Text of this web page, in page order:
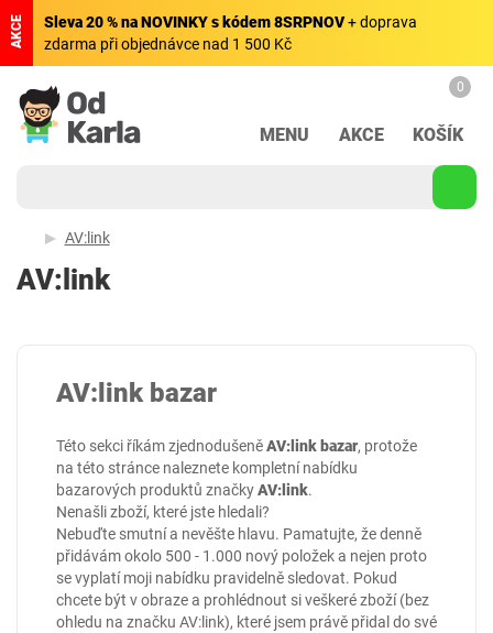
AKCE Sleva 20 % na NOVINKY s kódem 8SRPNOV+ doprava
zdarma při objednávce nad 1 500 Kč
MENU AKCE
0
KOŠÍK
AV:link
AV:link
AV:link bazar
Této sekci říkám zjednodušeněAV:link bazar, protože
na této stránce naleznete kompletní nabídku
bazarových produktů značkyAV:link.
Nenašli zboží, které jste hledali?
Nebuďte smutní a nevěšte hlavu. Pamatujte, že denně
přidávám okolo 500 - 1.000 nový položek a nejen proto
se vyplatí moji nabídku pravidelně sledovat. Pokud
chcete být v obraze a prohlédnout si veškeré zboží (bez
ohledu na značku AV:link), které jsem právě přidal do své